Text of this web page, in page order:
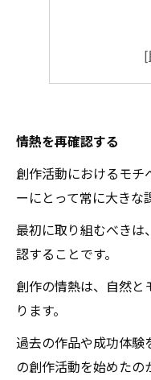
情熱を再確認する
創作活動におけるモチ
ーにとって常に大きな
最初に取り組むべき
認することです。
創作の情熱は、自然
ります。
過去の作品や成功体験
の創作活動を始めた